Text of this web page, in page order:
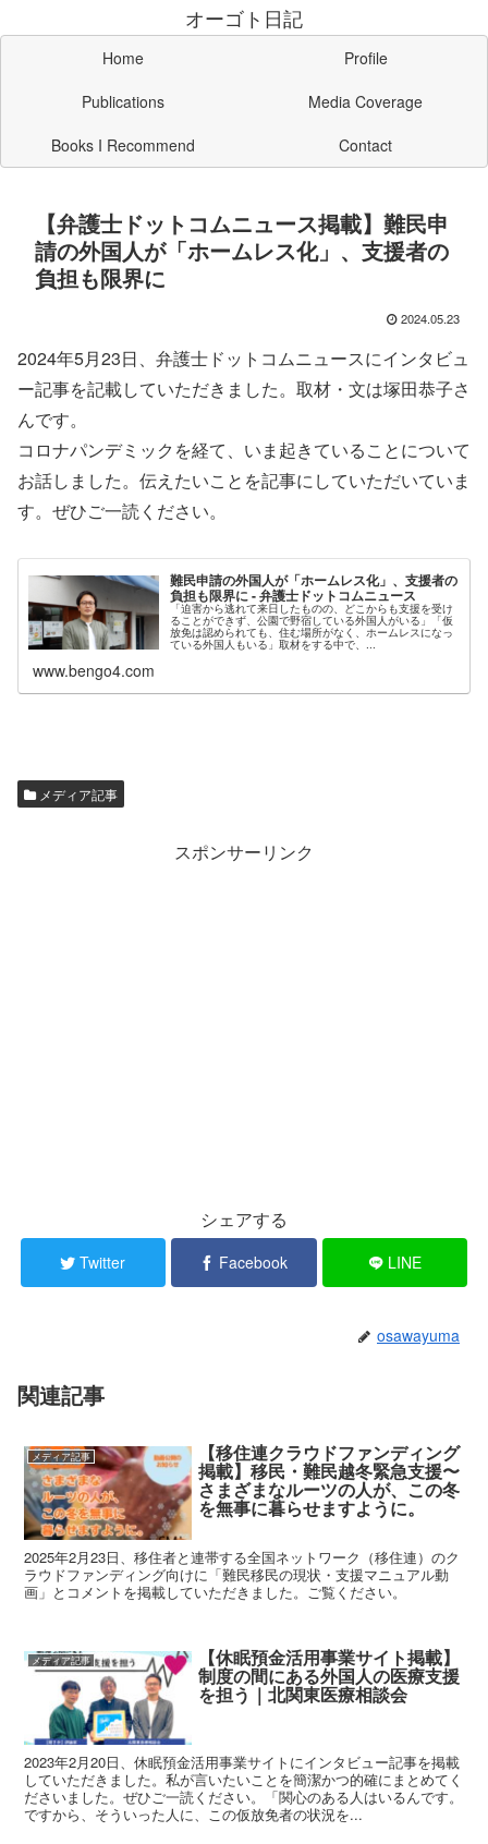
オーゴト日記
Home
Profile
Publications
Media Coverage
Books I Recommend
Contact
【弁護士ドットコムニュース掲載】難民申
請の外国人が「ホームレス化」、支援者の
負担も限界に
2024.05.23
2024年5月23日、弁護士ドットコムニュースにインタビュ
ー記事を記載していただきました。取材・文は塚田恭子さ
んです。
コロナパンデミックを経て、いま起きていることについて
お話しました。伝えたいことを記事にしていただいていま
す。ぜひご一読ください。
難民申請の外国人が「ホームレス化」、支援者の
負担も限界に - 弁護士ドットコムニュース
「迫害から逃れて来日したものの、どこからも支援を受け
ることができず、公園で野宿している外国人がいる」「仮
放免は認められても、住む場所がなく、ホームレスになっ
ている外国人もいる」取材をする中で、...
www.bengo4.com
メディア記事
スポンサーリンク
シェアする
Twitter Facebook LINE
osawayuma
関連記事
メディア記事 【移住連クラウドファンディング
掲載】移民・難民越冬緊急支援〜
さまざまなルーツの人が、この冬
を無事に暮らせますように。
2025年2月23日、移住者と連帯する全国ネットワーク（移住連）のク
ラウドファンディング向けに「難民移民の現状・支援マニュアル動
画」とコメントを掲載していただきました。ご覧ください。
メディア記事 【休眠預金活用事業サイト掲載】
制度の間にある外国人の医療支援
を担う｜北関東医療相談会
2023年2月20日、休眠預金活用事業サイトにインタビュー記事を掲載
していただきました。私が言いたいことを簡潔かつ的確にまとめてく
ださいました。ぜひご一読ください。「関心のある人はいるんです。
ですから、そういった人に、この仮放免者の状況を...